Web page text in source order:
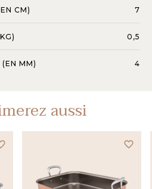
CM) 7
0,5
MM) 4
aussi
favorite_border